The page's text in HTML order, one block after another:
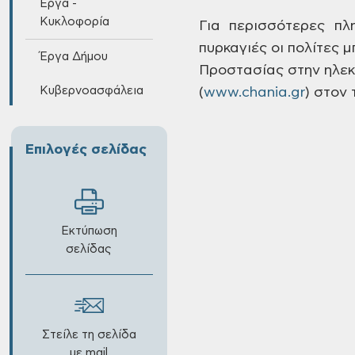
Έργα -
Κυκλοφορία
Έργα Δήμου
Κυβερνοασφάλεια
Επιλογές σελίδας
Εκτύπωση
σελίδας
Στείλε τη σελίδα
Για περισσότερες
πυρκαγιές οι πολίτες
Προστασίας στην
(www.chania.gr) στον